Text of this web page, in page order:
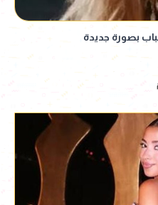
بصورة جديدة